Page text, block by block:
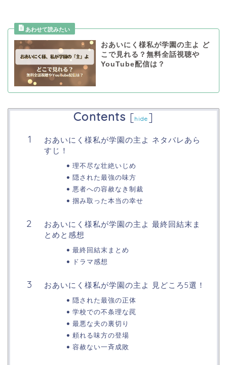
おあいにく様私が学園の主よ ど
こで見れる？無料全話視聴や
YouTube配信は？
Contents [hide ]
おあいにく様私が学園の主よ ネタバレあら
すじ！
理不尽な壮絶いじめ
隠された最強の味方
悪者への容赦なき制裁
掴み取った本当の幸せ
おあいにく様私が学園の主よ 最終回結末ま
とめと感想
最終回結末まとめ
ドラマ感想
おあいにく様私が学園の主よ 見どころ5選！
隠された最強の正体
学校での不条理な罠
最悪な夫の裏切り
頼れる味方の登場
容赦ない一斉成敗